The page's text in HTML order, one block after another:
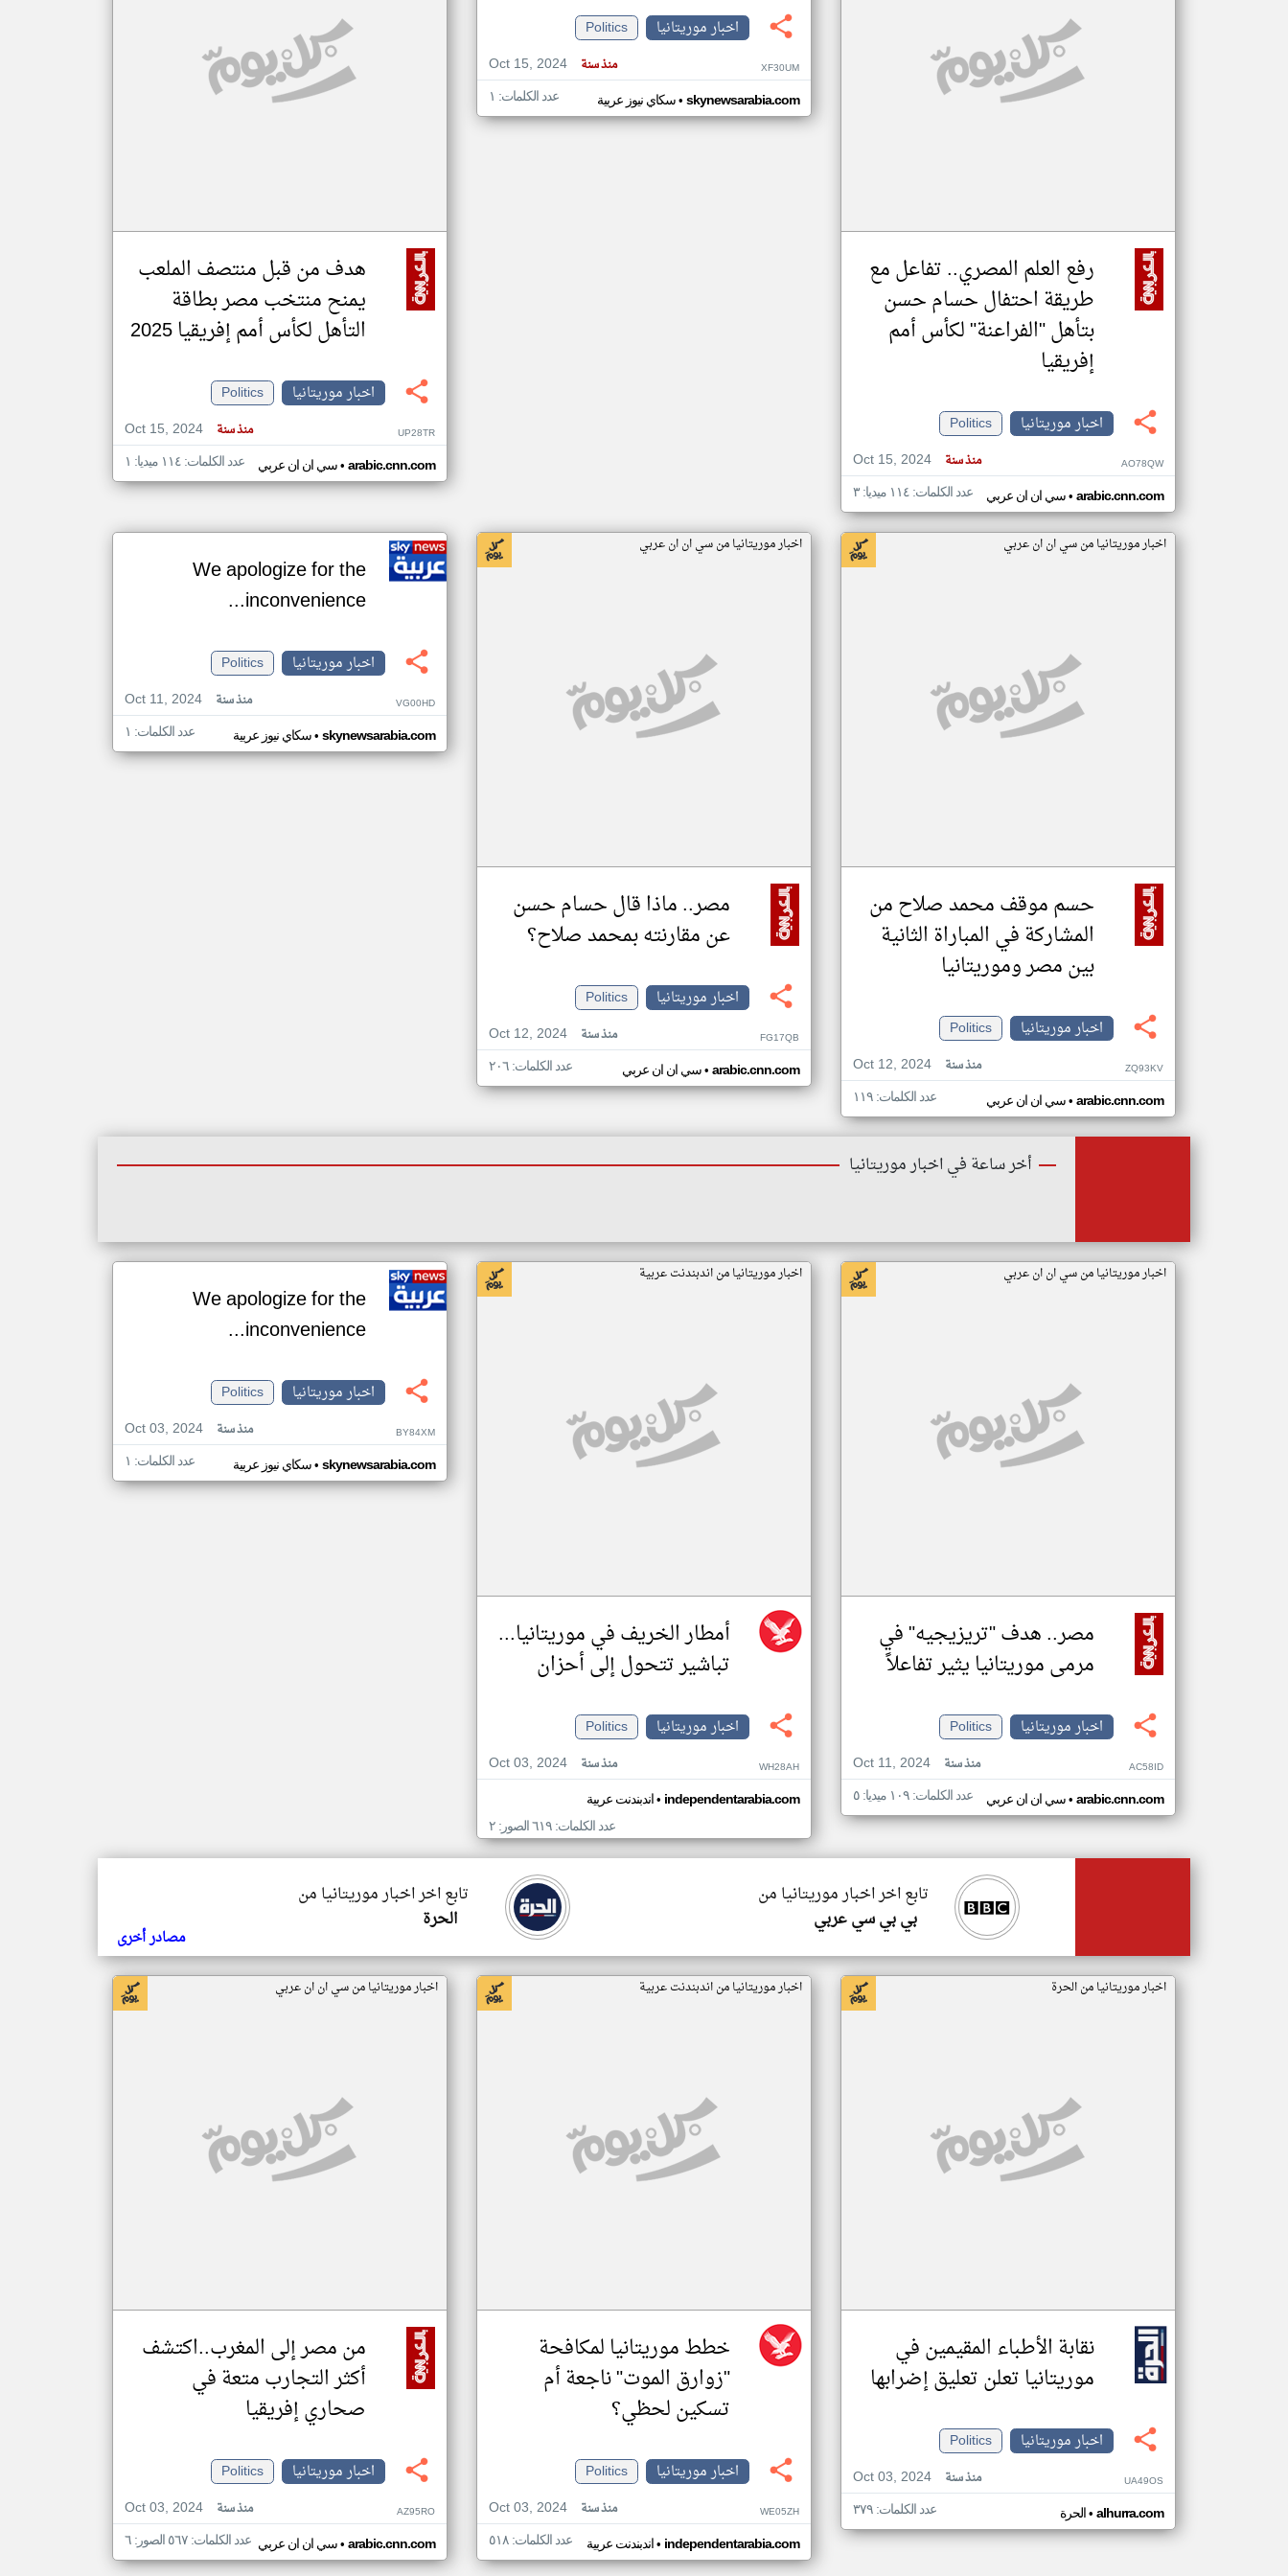
مصادر الأخبار من موريتانيا
رفع العلم المصري.. تفاعل مع
طريقة احتفال حسام حسن
بتأهل "الفراعنة" لكأس أمم
إفريقيا
اخبار موريتانيا
Politics
Oct 15, 2024
منذ سنة AO78QW
سي ان ان عربي• arabic.cnn.com عدد الكلمات: ١١٤ ميديا: ٣
اخبار موريتانيا
Politics
Oct 15, 2024
منذ سنة XF30UM
سكاي نيوز عربية• skynewsarabia.com عدد الكلمات: ١
هدف من قبل منتصف الملعب
يمنح منتخب مصر بطاقة
التأهل لكأس أمم إفريقيا 2025
اخبار موريتانيا
Politics
Oct 15, 2024
منذ سنة UP28TR
سي ان ان عربي• arabic.cnn.com عدد الكلمات: ١١٤ ميديا: ١
اخبار موريتانيا من سي ان ان عربي
حسم موقف محمد صلاح من
المشاركة في المباراة الثانية
بين مصر وموريتانيا
اخبار موريتانيا
Politics
Oct 12, 2024
منذ سنة ZQ93KV
سي ان ان عربي• arabic.cnn.com عدد الكلمات: ١١٩
اخبار موريتانيا من سي ان ان عربي
مصر.. ماذا قال حسام حسن
عن مقارنته بمحمد صلاح؟
اخبار موريتانيا
Politics
Oct 12, 2024
منذ سنة FG17QB
سي ان ان عربي• arabic.cnn.com عدد الكلمات: ٢٠٦
We apologize for the
inconvenience...
اخبار موريتانيا
Politics
Oct 11, 2024
منذ سنة VG00HD
سكاي نيوز عربية• skynewsarabia.com عدد الكلمات: ١
أخر ساعة في اخبار موريتانيا
اخبار موريتانيا من سي ان ان عربي
مصر.. هدف "تريزيجيه" في
مرمى موريتانيا يثير تفاعلاً
اخبار موريتانيا
Politics
Oct 11, 2024
منذ سنة AC58ID
سي ان ان عربي• arabic.cnn.com عدد الكلمات: ١٠٩ ميديا: ٥
اخبار موريتانيا من اندبندنت عربية
أمطار الخريف في موريتانيا...
تباشير تتحول إلى أحزان
اخبار موريتانيا
Politics
Oct 03, 2024
منذ سنة WH28AH
اندبندنت عربية• independentarabia.com
عدد الكلمات: ٦١٩ الصور: ٢
We apologize for the
inconvenience...
اخبار موريتانيا
Politics
Oct 03, 2024
منذ سنة BY84XM
سكاي نيوز عربية• skynewsarabia.com عدد الكلمات: ١
تابع اخر اخبار موريتانيا من
الحرة
تابع اخر اخبار موريتانيا من
بي بي سي عربي
مصادر أخرى
اخبار موريتانيا من الحرة
نقابة الأطباء المقيمين في
موريتانيا تعلن تعليق إضرابها
اخبار موريتانيا
Politics
Oct 03, 2024
منذ سنة UA49OS
الحرة• alhurra.com عدد الكلمات: ٣٧٩
اخبار موريتانيا من اندبندنت عربية
خطط موريتانيا لمكافحة
"زوارق الموت" ناجعة أم
تسكين لحظي؟
اخبار موريتانيا
Politics
Oct 03, 2024
منذ سنة WE05ZH
اندبندنت عربية• independentarabia.com عدد الكلمات: ٥١٨
اخبار موريتانيا من سي ان ان عربي
من مصر إلى المغرب..اكتشف
أكثر التجارب متعة في
صحاري إفريقيا
اخبار موريتانيا
Politics
Oct 03, 2024
منذ سنة AZ95RO
سي ان ان عربي• arabic.cnn.com عدد الكلمات: ٥٦٧ الصور: ٦